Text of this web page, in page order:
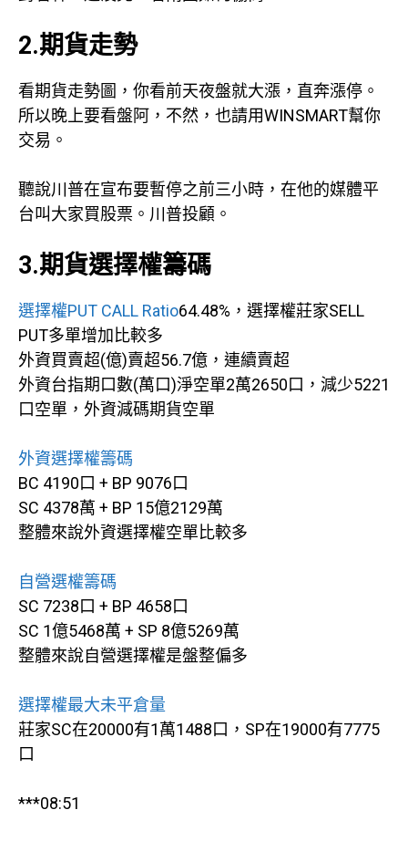
2.期貨走勢
看期貨走勢圖，你看前天夜盤就大漲，直奔漲停。
所以晚上要看盤阿，不然，也請用WINSMART幫你
交易。
聽說川普在宣布要暫停之前三小時，在他的媒體平
台叫大家買股票。川普投顧。
3.期貨選擇權籌碼
選擇權PUT CALL Ratio64.48%，選擇權莊家SELL
PUT多單增加比較多
外資買賣超(億)賣超56.7億，連續賣超
外資台指期口數(萬口)淨空單2萬2650口，減少5221
口空單，外資減碼期貨空單
外資選擇權籌碼
BC 4190口 + BP 9076口
SC 4378萬 + BP 15億2129萬
整體來說外資選擇權空單比較多
自營選權籌碼
SC 7238口 + BP 4658口
SC 1億5468萬 + SP 8億5269萬
整體來說自營選擇權是盤整偏多
選擇權最大未平倉量
莊家SC在20000有1萬1488口，SP在19000有7775
口
***08:51